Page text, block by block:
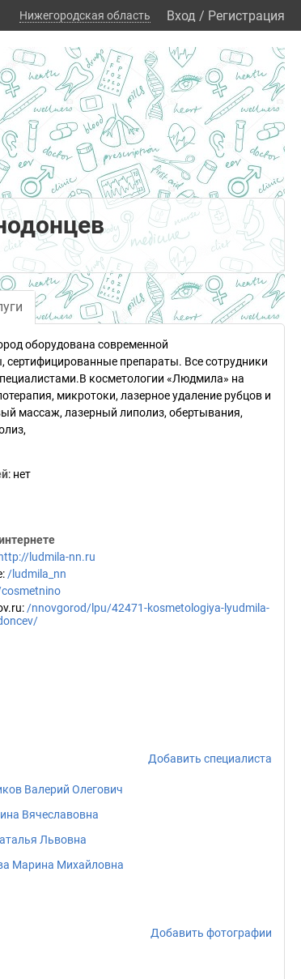
Нижегородская область Вход / Регистрация
оборудована современной
препараты. Все сотрудники
косметологии «Людмила» на
микротоки, лазерное удаление рубцов и
массаж, лазерный липолиз, обертывания,
: нет
http://ludmila-nn.ru
: /ludmila_nn
: /nnovgorod/lpu/42471-kosmetologiya-lyudmila-
Добавить специалиста
Валерий Олегович
Вячеславовна
Львовна
Марина Михайловна
Добавить фотографии